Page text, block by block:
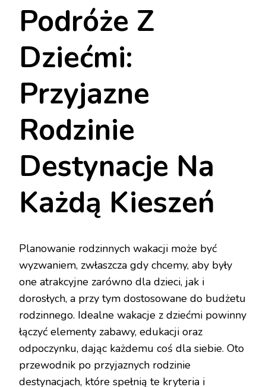
Podróże Z
Dziećmi:
Przyjazne
Rodzinie
Destynacje Na
Każdą Kieszeń
Planowanie rodzinnych wakacji może być
wyzwaniem, zwłaszcza gdy chcemy, aby były
one atrakcyjne zarówno dla dzieci, jak i
dorosłych, a przy tym dostosowane do budżetu
rodzinnego. Idealne wakacje z dziećmi powinny
łączyć elementy zabawy, edukacji oraz
odpoczynku, dając każdemu coś dla siebie. Oto
przewodnik po przyjaznych rodzinie
destynacjach, które spełnią te kryteria i